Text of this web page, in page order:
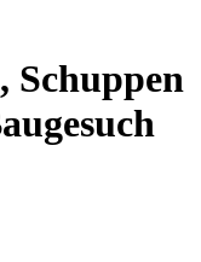
Schuppen